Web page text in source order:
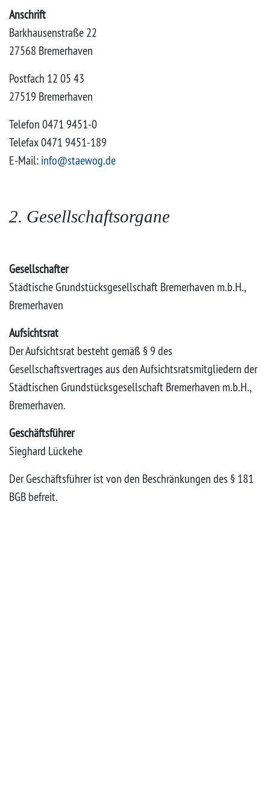
Anschrift
Barkhausenstraße 22
27568 Bremerhaven
Postfach 12 05 43
27519 Bremerhaven
Telefon 0471 9451-0
Telefax 0471 9451-189
E-Mail: info@staewog.de
2. Gesellschaftsorgane
Gesellschafter
Städtische Grundstücksgesellschaft Bremerhaven m.b.H.,
Bremerhaven
Aufsichtsrat
Der Aufsichtsrat besteht gemäß § 9 des
Gesellschaftsvertrages aus den Aufsichtsratsmitgliedern der
Städtischen Grundstücksgesellschaft Bremerhaven m.b.H.,
Bremerhaven.
Geschäftsführer
Sieghard Lückehe
Der Geschäftsführer ist von den Beschränkungen des § 181
BGB befreit.